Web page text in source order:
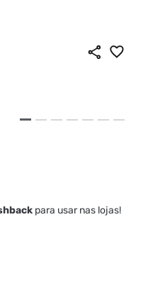
para usar nas lojas!